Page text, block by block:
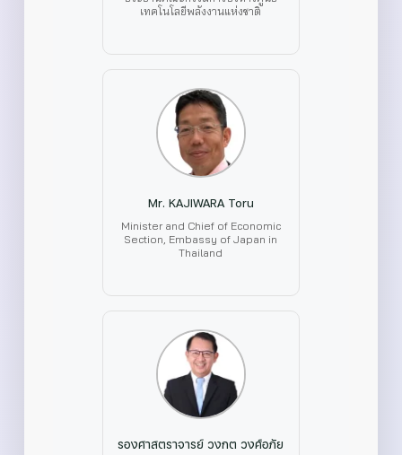
เทคโนโลยีพลังงานแห่งชาติ
Mr. KAJIWARA Toru
Minister and Chief of Economic
Section, Embassy of Japan in
Thailand
รองศาสตราจารย์ วงกต วงศ์อภัย